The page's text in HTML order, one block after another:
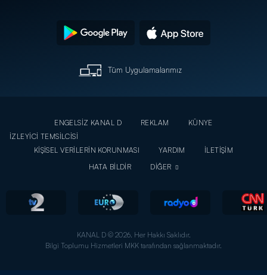
Tüm Uygulamalarımız
ENGELSİZ KANAL D REKLAM
KÜNYE
İZLEYİCİ TEMSİLCİSİ
KİŞİSEL VERİLERİN KORUNMASI
YARDIM
İLETİŞİM
HATA BİLDİR
DİĞER
KANAL D © 2026. Her Hakkı Saklıdır.
Bilgi Toplumu Hizmetleri MKK tarafından sağlanmaktadır.